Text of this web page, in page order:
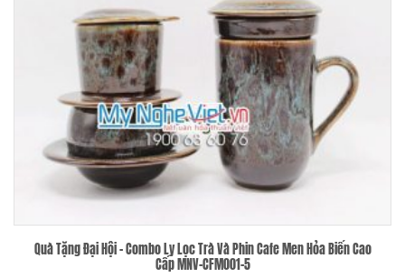
Quà Tặng Đại Hội – Combo Ly Lọc Trà Và Phin Cafe Men Hỏa Biến Cao
Cấp MNV-CFM001-5